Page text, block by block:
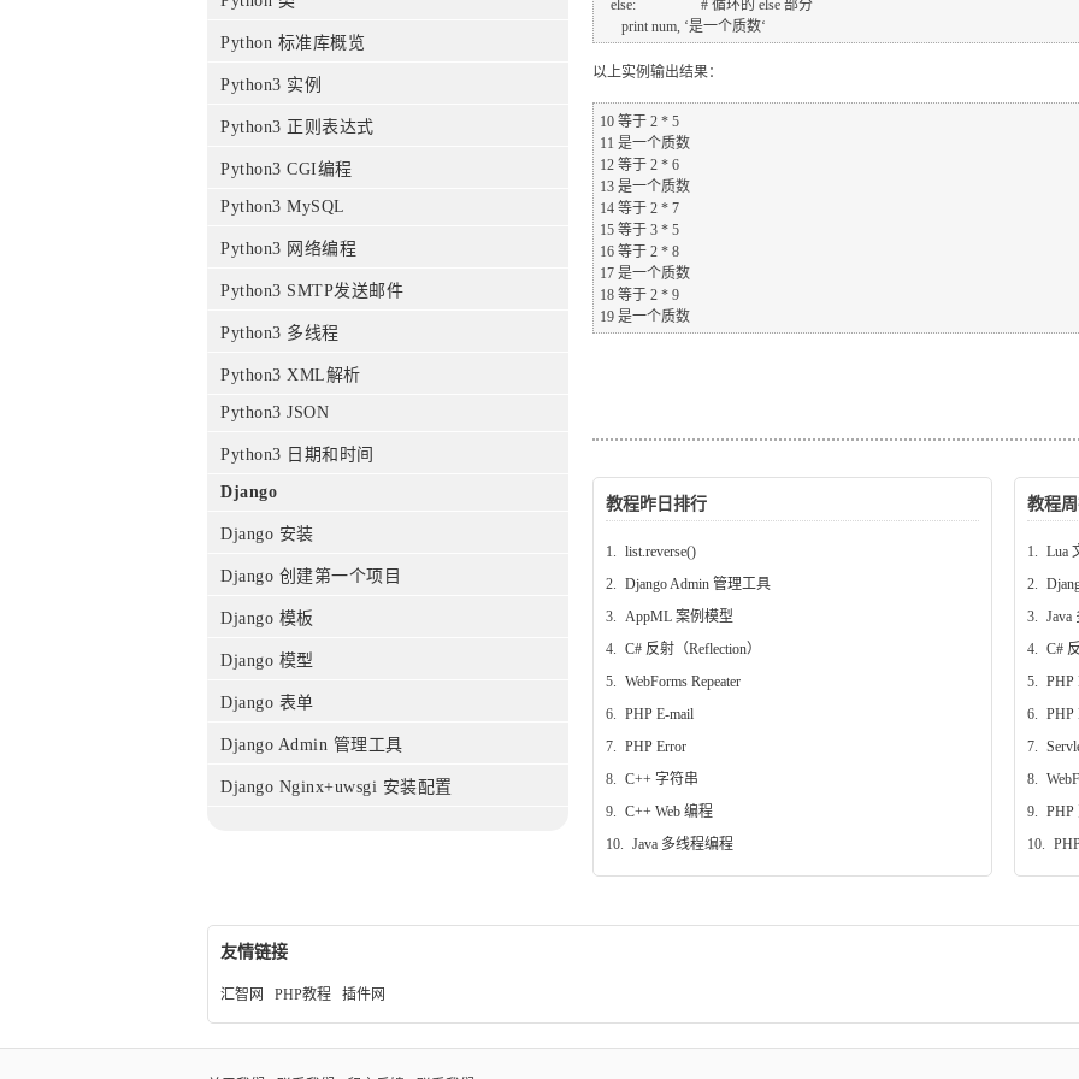
Python 标准库概览
Python3 实例
Python3 正则表达式
Python3 CGI编程
Python3 MySQL
Python3 网络编程
Python3 SMTP发送邮件
Python3 多线程
Python3 XML解析
Python3 JSON
Python3 日期和时间
Django
Django 安装
Django 创建第一个项目
Django 模板
Django 模型
Django 表单
Django Admin 管理工具
Django Nginx+uwsgi 安装配置
以上实例输出结果：
10 等于 2 * 5
11 是一个质数
12 等于 2 * 6
13 是一个质数
14 等于 2 * 7
15 等于 3 * 5
16 等于 2 * 8
17 是一个质数
18 等于 2 * 9
教程昨日排行
1. list.reverse()
2. Django Admin 管理工具
3. AppML 案例模型
4. C# 反射（Reflection）
5. WebForms Repeater
6. PHP E-mail
7. PHP Error
8. C++ 字符串
9. C++ Web 编程
10. Java 多线程编程
教程
1. Lua
2.
3. Java
4. C#
5. PHP
6. PHP
7.
8.
9. PHP
10.
友情链接
汇智网 PHP教程 插件网